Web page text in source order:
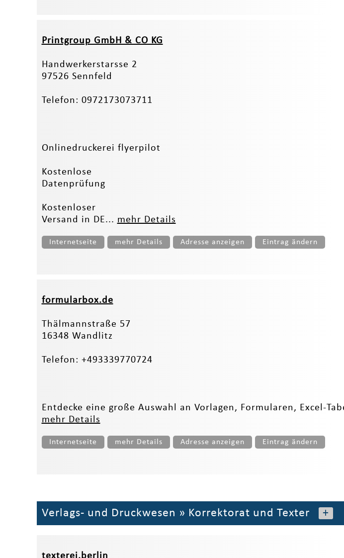
Printgroup GmbH & CO KG
Handwerkerstarsse 2
97526 Sennfeld
Telefon: 0972173073711
Onlinedruckerei flyerpilot
Kostenlose
Datenprüfung
Kostenloser
Versand in DE... mehr Details
Internetseite mehr Details Adresse anzeigen Eintrag ändern
formularbox.de
Thälmannstraße 57
16348 Wandlitz
Telefon: +493339770724
Entdecke eine große Auswahl an Vorlagen, Formularen, Excel-
mehr Details
Internetseite mehr Details Adresse anzeigen Eintrag ändern
Verlags- und Druckwesen » Korrektorat und Texter +
texterei.berlin